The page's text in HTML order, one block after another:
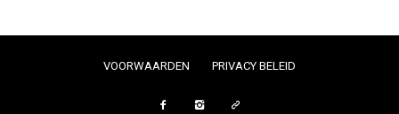
VOORWAARDEN PRIVACY BELEID